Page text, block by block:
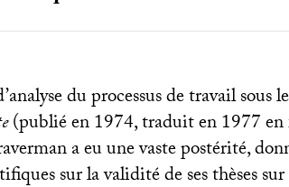
du processus de travail sous
(publié en 1974, traduit en 1977 en
a eu une vaste postérité,
sur la validité de ses thèses